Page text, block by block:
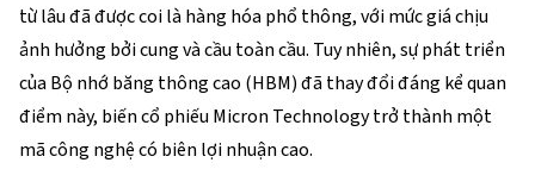
từ lâu đã được coi là hàng hóa phổ thông, với mức giá chịu
ảnh hưởng bởi cung và cầu toàn cầu. Tuy nhiên, sự phát triển
của Bộ nhớ băng thông cao (HBM) đã thay đổi đáng kể quan
điểm này, biến cổ phiếu Micron Technology trở thành một
mã công nghệ có biên lợi nhuận cao.